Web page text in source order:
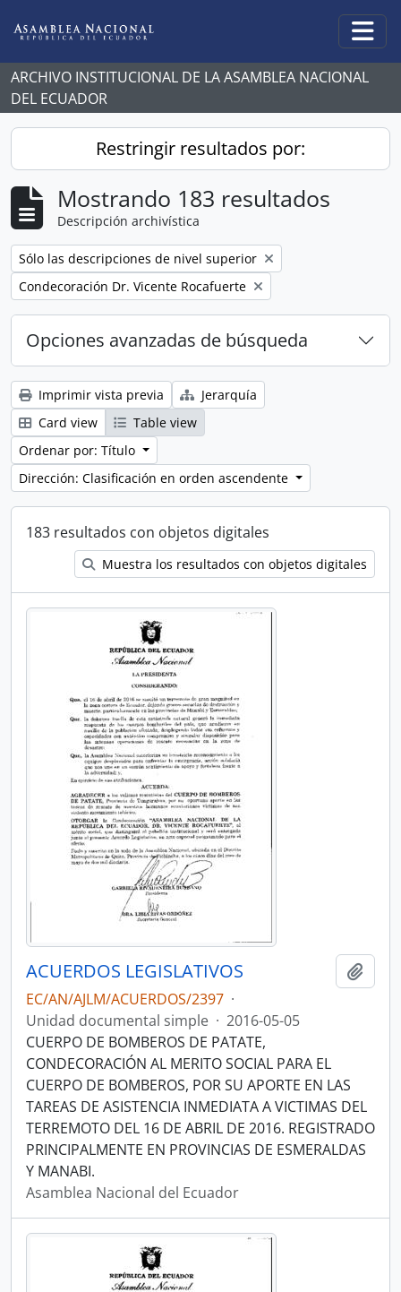
ARCHIVO INSTITUCIONAL DE LA ASAMBLEA NACIONAL
DEL ECUADOR
Restringir resultados por:
Mostrando 183 resultados
Descripción archivística
Remove filter:
Sólo las descripciones de nivel superior
Remove filter:
Condecoración Dr. Vicente Rocafuerte
Opciones avanzadas de búsqueda
Imprimir vista previa
Jerarquía
Card view
Table view
Ordenar por: Título
Dirección: Clasificación en orden ascendente
183 resultados con objetos digitales
Muestra los resultados con objetos digitales
ACUERDOS LEGISLATIVOS
EC/AN/AJLM/ACUERDOS/2397 ·
Unidad documental simple · 2016-05-05
CUERPO DE BOMBEROS DE PATATE,
CONDECORACIÓN AL MERITO SOCIAL PARA EL
CUERPO DE BOMBEROS, POR SU APORTE EN LAS
TAREAS DE ASISTENCIA INMEDIATA A VICTIMAS DEL
TERREMOTO DEL 16 DE ABRIL DE 2016. REGISTRADO
PRINCIPALMENTE EN PROVINCIAS DE ESMERALDAS
Y MANABI.
Asamblea Nacional del Ecuador